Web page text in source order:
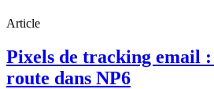
Article
Pixels de tracking email
route dans NP6